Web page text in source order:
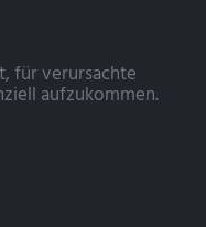
für verursachte
aufzukommen.